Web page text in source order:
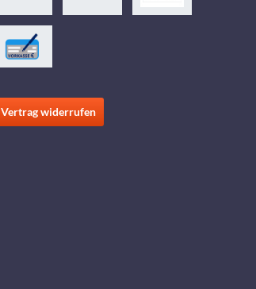
Vertrag widerrufen